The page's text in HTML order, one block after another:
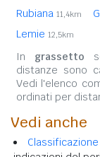
Rubiana 11,4km
Lemie 12,5km
In grassetto
distanze sono
Vedi l'elenco
ordinati per
Vedi anche